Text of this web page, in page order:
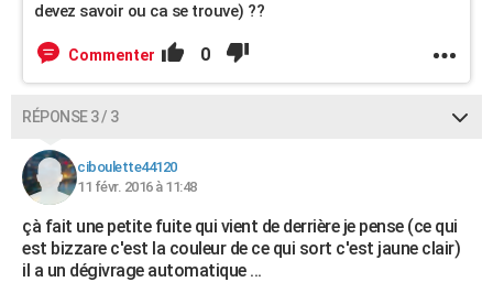
devez savoir ou ca se trouve) ??
Commenter 0
RÉPONSE 3 / 3
ciboulette44120
11 févr. 2016 à 11:48
çà fait une petite fuite qui vient de derrière je pense (ce qui
est bizzare c'est la couleur de ce qui sort c'est jaune clair)
il a un dégivrage automatique ...